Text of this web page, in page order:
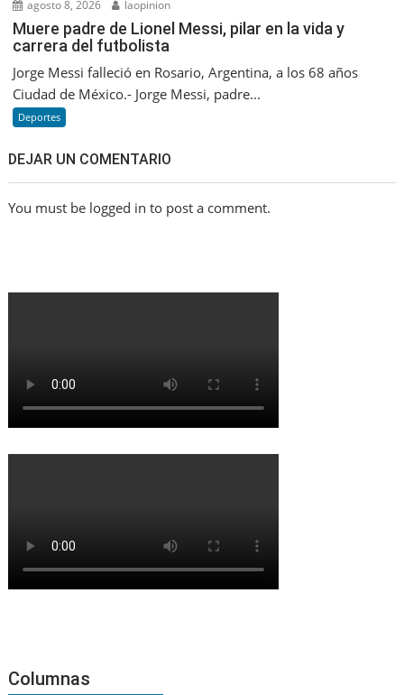
agosto 8, 2026 laopinion
Muere padre de Lionel Messi, pilar en la vida y
carrera del futbolista
Jorge Messi falleció en Rosario, Argentina, a los 68 años
Ciudad de México.- Jorge Messi, padre...
Deportes
DEJAR UN COMENTARIO
You must be logged in to post a comment.
Columnas